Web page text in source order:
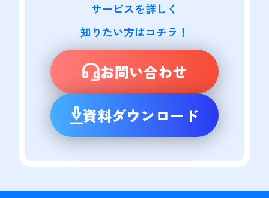
サービスを詳しく
知りたい方はコチラ！
お問い合わせ
資料ダウンロード